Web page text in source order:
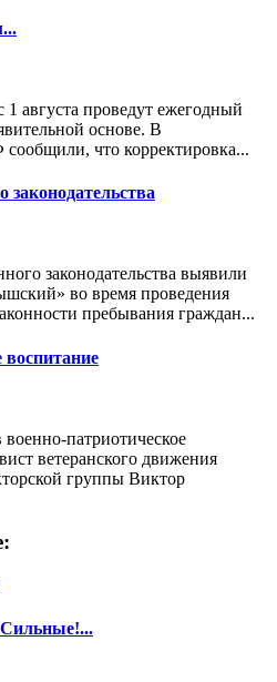
августа проведут ежегодный
основе. В
что корректировка...
законодательства выявили
во время проведения
пребывания граждан...
воспитание
патриотическое
ветеранского движения
группы Виктор